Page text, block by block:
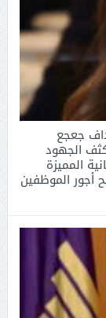
جعجع
الجهود
اللبنانية المميزة
الموظفين